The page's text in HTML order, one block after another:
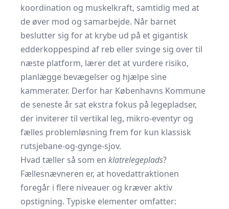
koordination og muskelkraft, samtidig med at
de øver mod og samarbejde. Når barnet
beslutter sig for at krybe ud på et gigantisk
edderkoppespind af reb eller svinge sig over til
næste platform, lærer det at vurdere risiko,
planlægge bevægelser og hjælpe sine
kammerater. Derfor har Københavns Kommune
de seneste år sat ekstra fokus på legepladser,
der inviterer til vertikal leg, mikro-eventyr og
fælles problemløsning frem for kun klassisk
rutsjebane-og-gynge-sjov.
Hvad tæller så som en klatrelegeplads?
Fællesnævneren er, at hovedattraktionen
foregår i flere niveauer og kræver aktiv
opstigning. Typiske elementer omfatter: